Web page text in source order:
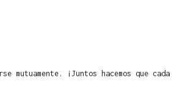
¡Juntos hacemos que cada